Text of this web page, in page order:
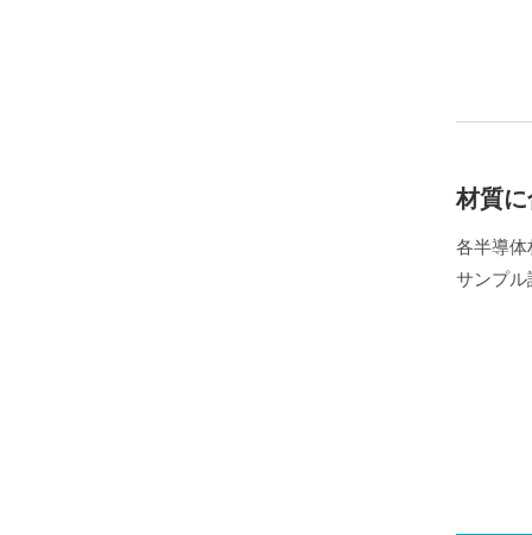
材質
各半導体
サンプル